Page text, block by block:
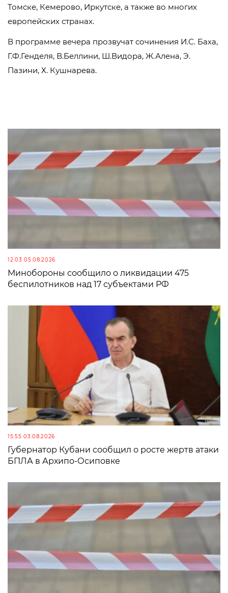
Томске, Кемерово, Иркутске, а также во многих
европейских странах.
В программе вечера прозвучат сочинения И.С. Баха,
Г.Ф.Генделя, В.Беллини, Ш.Видора, Ж.Алена, Э.
Пазини, Х. Кушнарева.
12:03 05.08.2026
Минобороны сообщило о ликвидации 475
беспилотников над 17 субъектами РФ
15:55 03.08.2026
Губернатор Кубани сообщил о росте жертв атаки
БПЛА в Архипо-Осиповке